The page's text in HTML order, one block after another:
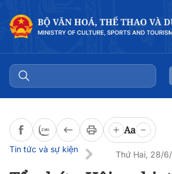
Aa
Tin tức và sự kiện
Thứ Hai, 28/
Đọc bài